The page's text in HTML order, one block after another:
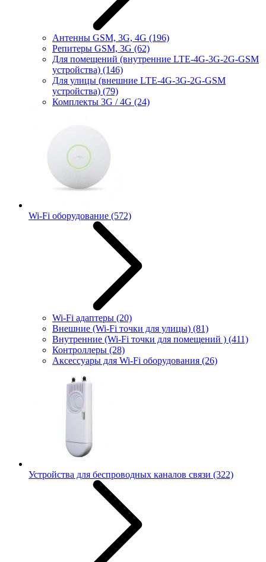
Антенны GSM, 3G, 4G (196)
Репитеры GSM, 3G (62)
Для помещений (внутренние LTE-4G-3G-2G-GSM
устройства) (146)
Для улицы (внешние LTE-4G-3G-2G-GSM
устройства) (79)
Комплекты 3G / 4G (24)
Wi-Fi оборудование (572)
Wi-Fi адаптеры (20)
Внешние (Wi-Fi точки для улицы) (81)
Внутренние (Wi-Fi точки для помещений ) (411)
Контроллеры (28)
Аксессуары для Wi-Fi оборудования (26)
Устройства для беспроводных каналов связи (322)